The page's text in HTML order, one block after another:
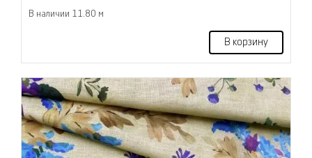
В наличии 11.80 м
В корзину